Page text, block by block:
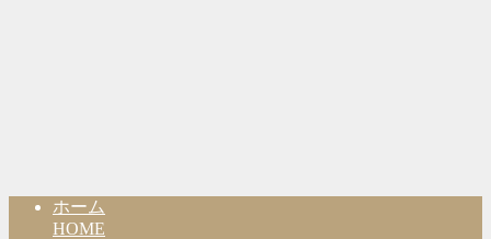
ホーム
HOME